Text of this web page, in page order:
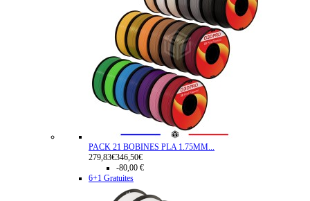
PACK 21 BOBINES PLA 1.75MM...
279,83€346,50€
-80,00 €
6+1 Gratuites